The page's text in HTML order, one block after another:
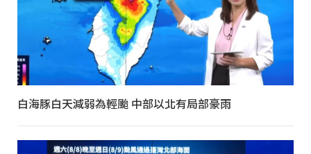
白海豚白天減弱為輕颱 中部以北有局部豪雨